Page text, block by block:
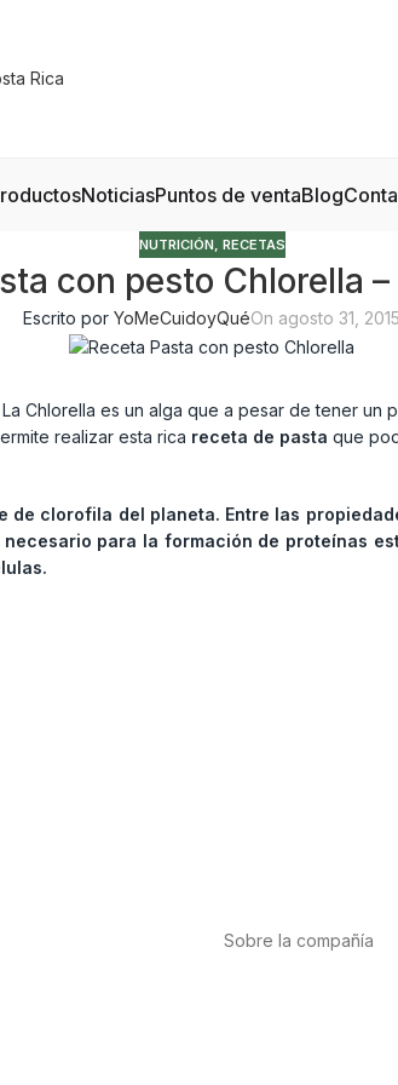
NoticiasPuntos de ventaBlog
NUTRICIÓN, RECETAS
con pesto Chlorella
Escrito por YoMeCuidoyQuéOn agosto 31, 2015
Chlorella es un alga que a pesar de tener un
realizar esta rica receta de pasta que
clorofila del planeta. Entre las
para la formación de proteínas
Sobre la compañía